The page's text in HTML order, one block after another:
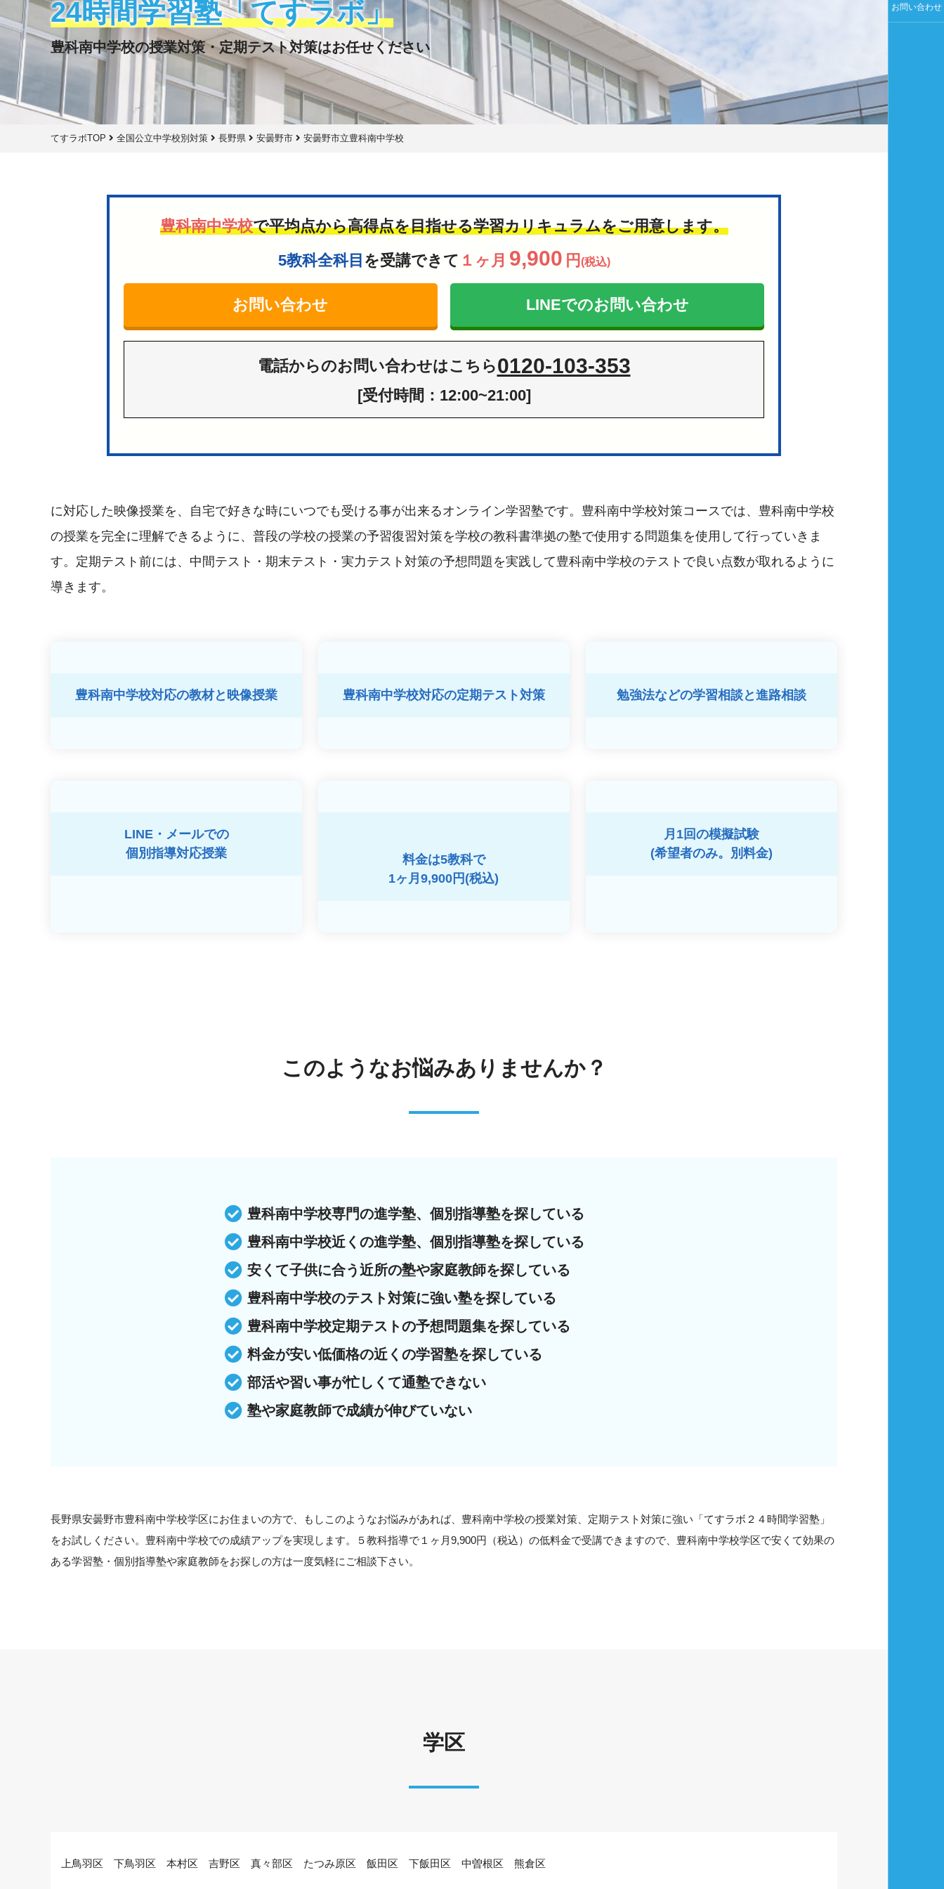
お問い合わせ
24時間学習塾「てすラボ」
豊科南中学校の授業対策・定期テスト対策はお任せください
てすラボTOP 全国公立中学校別対策 長野県 安曇野市 安曇野市立豊科南中学校
豊科南中学校で平均点から高得点を目指せる学習カリキュラムをご用意します。
5教科全科目 を受講できて １ヶ月 9,900 円 (税込)
お問い合わせ LINEでのお問い合わせ
電話からのお問い合わせはこちら0120-103-353
[受付時間：12:00~21:00]
に対応した映像授業を、自宅で好きな時にいつでも受ける事が出来るオンライン学習塾です。豊科南中学校対策コースでは、豊科南中学校
の授業を完全に理解できるように、普段の学校の授業の予習復習対策を学校の教科書準拠の塾で使用する問題集を使用して行っていきま
す。定期テスト前には、中間テスト・期末テスト・実力テスト対策の予想問題を実践して豊科南中学校のテストで良い点数が取れるように
導きます。
豊科南中学校対応の教材と映像授業 豊科南中学校対応の定期テスト対策 勉強法などの学習相談と進路相談
LINE・メールでの
個別指導対応授業
料金は5教科で
1ヶ月9,900円(税込)
月1回の模擬試験
(希望者のみ。別料金)
このようなお悩みありませんか？
豊科南中学校専門の進学塾、個別指導塾を探している
豊科南中学校近くの進学塾、個別指導塾を探している
安くて子供に合う近所の塾や家庭教師を探している
豊科南中学校のテスト対策に強い塾を探している
豊科南中学校定期テストの予想問題集を探している
料金が安い低価格の近くの学習塾を探している
部活や習い事が忙しくて通塾できない
塾や家庭教師で成績が伸びていない
長野県安曇野市豊科南中学校学区にお住まいの方で、もしこのようなお悩みがあれば、豊科南中学校の授業対策、定期テスト対策に強い「てすラボ２４時間学習塾」
をお試しください。豊科南中学校での成績アップを実現します。５教科指導で１ヶ月9,900円（税込）の低料金で受講できますので、豊科南中学校学区で安くて効果の
ある学習塾・個別指導塾や家庭教師をお探しの方は一度気軽にご相談下さい。
学区
上鳥羽区 下鳥羽区 本村区 吉野区 真々部区 たつみ原区 飯田区 下飯田区 中曽根区 熊倉区